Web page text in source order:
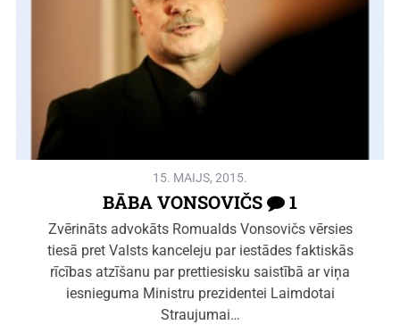
15. MAIJS, 2015.
BĀBA VONSOVIČS 1
Zvērināts advokāts Romualds Vonsovičs vērsies
tiesā pret Valsts kanceleju par iestādes faktiskās
rīcības atzīšanu par prettiesisku saistībā ar viņa
iesnieguma Ministru prezidentei Laimdotai
Straujumai…